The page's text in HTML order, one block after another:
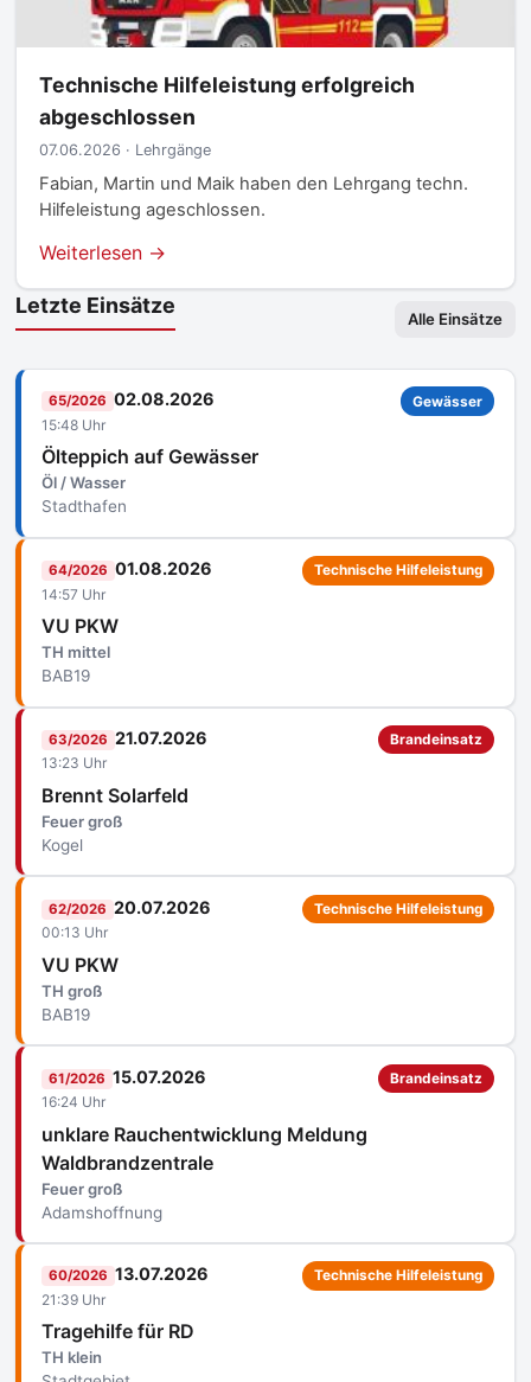
Technische Hilfeleistung erfolgreich
abgeschlossen
07.06.2026 · Lehrgänge
Fabian, Martin und Maik haben den Lehrgang techn.
Hilfeleistung ageschlossen.
Weiterlesen →
Letzte Einsätze
Alle Einsätze
65/2026 02.08.2026
15:48 Uhr
Ölteppich auf Gewässer
Öl / Wasser
Stadthafen
Gewässer
64/2026 01.08.2026
14:57 Uhr
VU PKW
TH mittel
BAB19
Technische Hilfeleistung
63/2026 21.07.2026
13:23 Uhr
Brennt Solarfeld
Feuer groß
Kogel
Brandeinsatz
62/2026 20.07.2026
00:13 Uhr
VU PKW
TH groß
BAB19
Technische Hilfeleistung
61/2026 15.07.2026
16:24 Uhr
unklare Rauchentwicklung Meldung
Waldbrandzentrale
Feuer groß
Adamshoffnung
Brandeinsatz
60/2026 13.07.2026
21:39 Uhr
Tragehilfe für RD
TH klein
Technische Hilfeleistung